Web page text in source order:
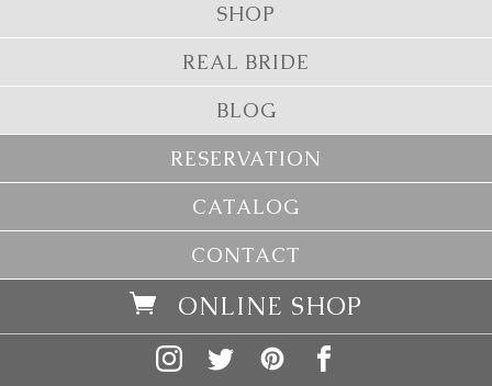
SHOP
REAL BRIDE
BLOG
RESERVATION
CATALOG
CONTACT
ONLINE SHOP